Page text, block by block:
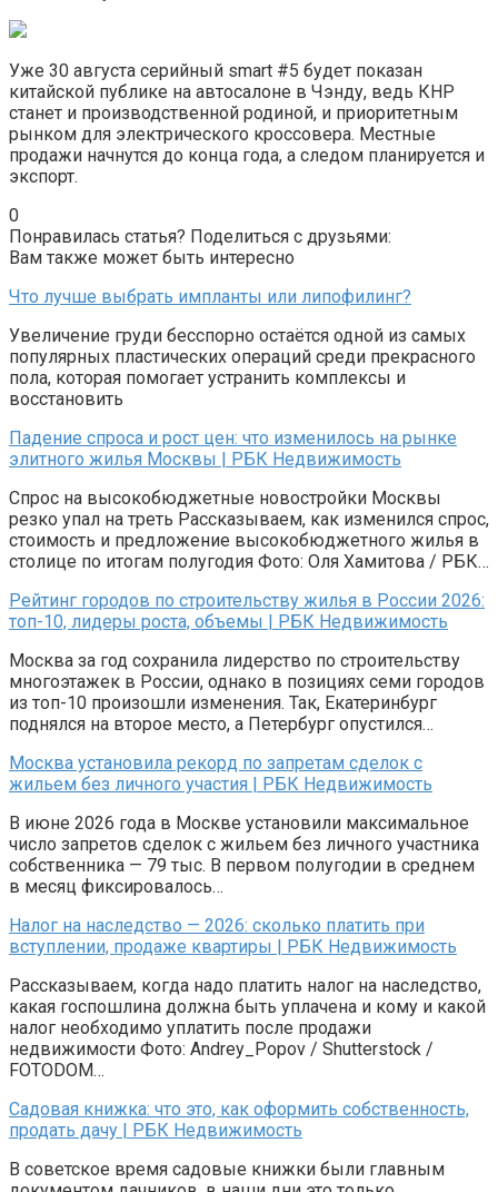
Уже 30 августа серийный smart #5 будет показан
китайской публике на автосалоне в Чэнду, ведь КНР
станет и производственной родиной, и приоритетным
рынком для электрического кроссовера. Местные
продажи начнутся до конца года, а следом планируется и
экспорт.
0
Понравилась статья? Поделиться с друзьями:
Вам также может быть интересно
Что лучше выбрать импланты или липофилинг?
Увеличение груди бесспорно остаётся одной из самых
популярных пластических операций среди прекрасного
пола, которая помогает устранить комплексы и
восстановить
Падение спроса и рост цен: что изменилось на рынке
элитного жилья Москвы | РБК Недвижимость
Спрос на высокобюджетные новостройки Москвы
резко упал на треть Рассказываем, как изменился спрос,
стоимость и предложение высокобюджетного жилья в
столице по итогам полугодия Фото: Оля Хамитова / РБК…
Рейтинг городов по строительству жилья в России 2026:
топ-10, лидеры роста, объемы | РБК Недвижимость
Москва за год сохранила лидерство по строительству
многоэтажек в России, однако в позициях семи городов
из топ-10 произошли изменения. Так, Екатеринбург
поднялся на второе место, а Петербург опустился…
Москва установила рекорд по запретам сделок с
жильем без личного участия | РБК Недвижимость
В июне 2026 года в Москве установили максимальное
число запретов сделок с жильем без личного участника
собственника — 79 тыс. В первом полугодии в среднем
в месяц фиксировалось…
Налог на наследство — 2026: сколько платить при
вступлении, продаже квартиры | РБК Недвижимость
Рассказываем, когда надо платить налог на наследство,
какая госпошлина должна быть уплачена и кому и какой
налог необходимо уплатить после продажи
недвижимости Фото: Andrey_Popov / Shutterstock /
FOTODOM…
Садовая книжка: что это, как оформить собственность,
продать дачу | РБК Недвижимость
В советское время садовые книжки были главным